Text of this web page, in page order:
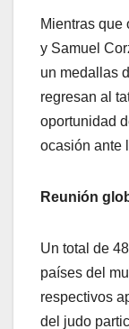
Mientras que
y Samuel
un medallas
regresan al
oportunidad
ocasión ante
Reunión
Un total de
países del
respectivos
del judo